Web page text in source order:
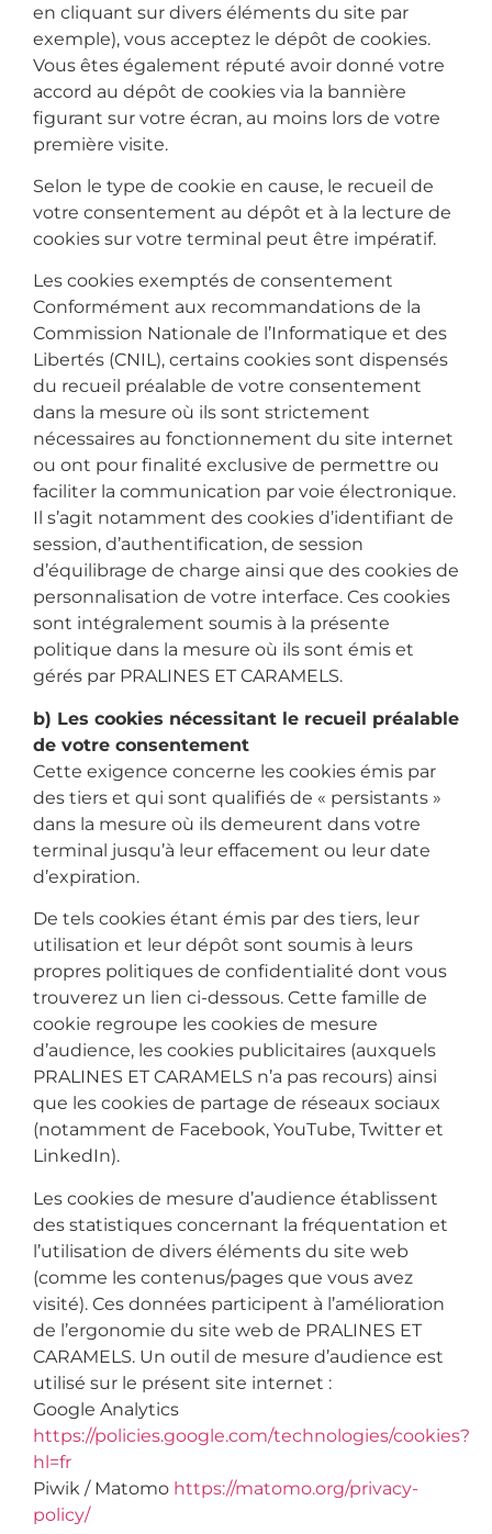
en cliquant sur divers éléments du site par
exemple), vous acceptez le dépôt de cookies.
Vous êtes également réputé avoir donné votre
accord au dépôt de cookies via la bannière
figurant sur votre écran, au moins lors de votre
première visite.
Selon le type de cookie en cause, le recueil de
votre consentement au dépôt et à la lecture de
cookies sur votre terminal peut être impératif.
Les cookies exemptés de consentement
Conformément aux recommandations de la
Commission Nationale de l’Informatique et des
Libertés (CNIL), certains cookies sont dispensés
du recueil préalable de votre consentement
dans la mesure où ils sont strictement
nécessaires au fonctionnement du site internet
ou ont pour finalité exclusive de permettre ou
faciliter la communication par voie électronique.
Il s’agit notamment des cookies d’identifiant de
session, d’authentification, de session
d’équilibrage de charge ainsi que des cookies de
personnalisation de votre interface. Ces cookies
sont intégralement soumis à la présente
politique dans la mesure où ils sont émis et
gérés par PRALINES ET CARAMELS.
b) Les cookies nécessitant le recueil préalable
de votre consentement
Cette exigence concerne les cookies émis par
des tiers et qui sont qualifiés de « persistants »
dans la mesure où ils demeurent dans votre
terminal jusqu’à leur effacement ou leur date
d’expiration.
De tels cookies étant émis par des tiers, leur
utilisation et leur dépôt sont soumis à leurs
propres politiques de confidentialité dont vous
trouverez un lien ci-dessous. Cette famille de
cookie regroupe les cookies de mesure
d’audience, les cookies publicitaires (auxquels
PRALINES ET CARAMELS n’a pas recours) ainsi
que les cookies de partage de réseaux sociaux
(notamment de Facebook, YouTube, Twitter et
LinkedIn).
Les cookies de mesure d’audience établissent
des statistiques concernant la fréquentation et
l’utilisation de divers éléments du site web
(comme les contenus/pages que vous avez
visité). Ces données participent à l’amélioration
de l’ergonomie du site web de PRALINES ET
CARAMELS. Un outil de mesure d’audience est
utilisé sur le présent site internet :
Google Analytics
https://policies.google.com/technologies/cookies?
hl=fr
Piwik / Matomo https://matomo.org/privacy-
policy/